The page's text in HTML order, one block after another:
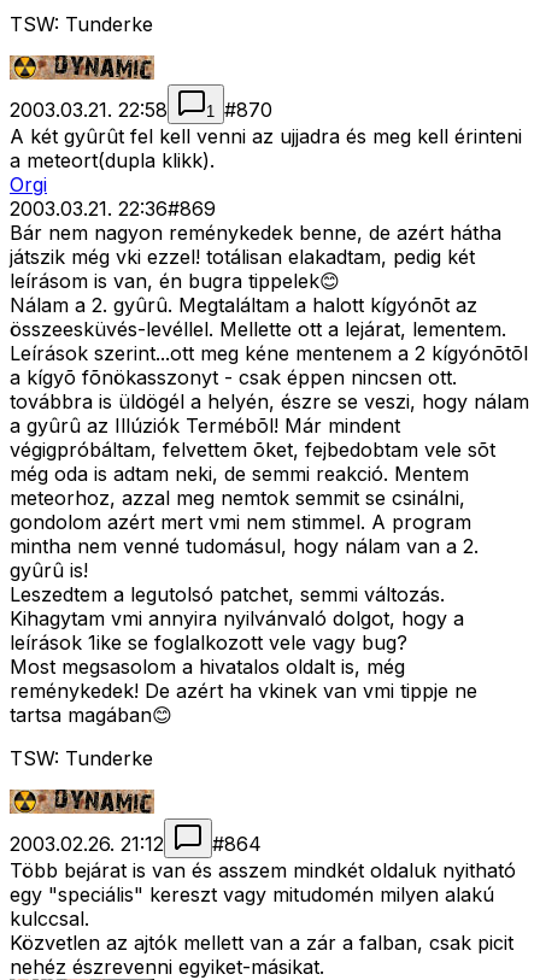
TSW: Tunderke
2003.03.21. 22:58 1 #870
A két gyûrût fel kell venni az ujjadra és meg kell érinteni
a meteort(dupla klikk).
Orgi
2003.03.21. 22:36#869
Bár nem nagyon reménykedek benne, de azért hátha
játszik még vki ezzel! totálisan elakadtam, pedig két
leírásom is van, én bugra tippelek😊
Nálam a 2. gyûrû. Megtaláltam a halott kígyónõt az
összeesküvés-levéllel. Mellette ott a lejárat, lementem.
Leírások szerint...ott meg kéne mentenem a 2 kígyónõtõl
a kígyõ fõnökasszonyt - csak éppen nincsen ott.
továbbra is üldögél a helyén, észre se veszi, hogy nálam
a gyûrû az Illúziók Termébõl! Már mindent
végigpróbáltam, felvettem õket, fejbedobtam vele sõt
még oda is adtam neki, de semmi reakció. Mentem
meteorhoz, azzal meg nemtok semmit se csinálni,
gondolom azért mert vmi nem stimmel. A program
mintha nem venné tudomásul, hogy nálam van a 2.
gyûrû is!
Leszedtem a legutolsó patchet, semmi változás.
Kihagytam vmi annyira nyilvánvaló dolgot, hogy a
leírások 1ike se foglalkozott vele vagy bug?
Most megsasolom a hivatalos oldalt is, még
reménykedek! De azért ha vkinek van vmi tippje ne
tartsa magában😊
TSW: Tunderke
2003.02.26. 21:12 #864
Több bejárat is van és asszem mindkét oldaluk nyitható
egy "speciális" kereszt vagy mitudomén milyen alakú
kulccsal.
Közvetlen az ajtók mellett van a zár a falban, csak picit
nehéz észrevenni egyiket-másikat.